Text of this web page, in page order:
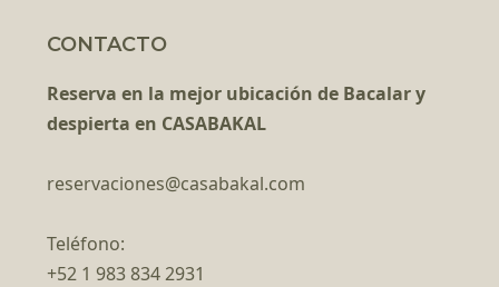
CONTACTO
Reserva en la mejor ubicación de Bacalar y
despierta en CASABAKAL
reservaciones@casabakal.com
Teléfono:
+52 1 983 834 2931